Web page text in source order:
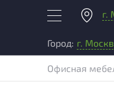
г.
Город: г.
Офисная